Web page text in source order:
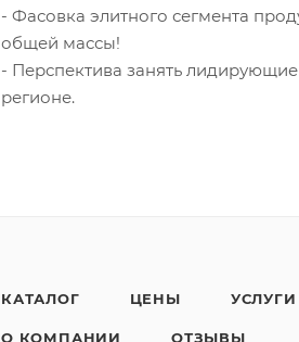
- Фасовка элитного сегмента
общей массы!
- Перспектива занять
регионе.
КАТАЛОГ ЦЕНЫ УСЛУГИ
О КОМПАНИИ ОТЗЫВЫ